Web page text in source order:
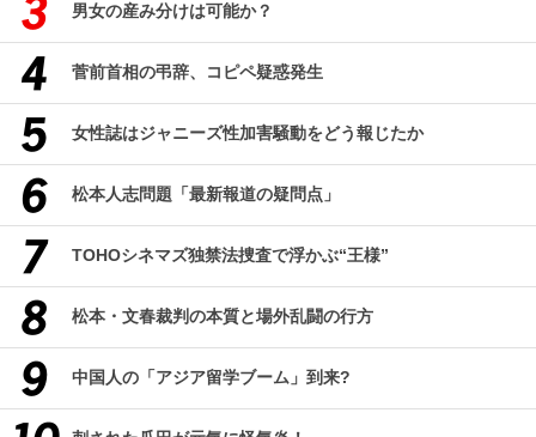
男女の産み分けは可能か？
菅前首相の弔辞、コピペ疑惑発生
女性誌はジャニーズ性加害騒動をどう報じたか
松本人志問題「最新報道の疑問点」
TOHOシネマズ独禁法捜査で浮かぶ“王様”
松本・文春裁判の本質と場外乱闘の行方
中国人の「アジア留学ブーム」到来?